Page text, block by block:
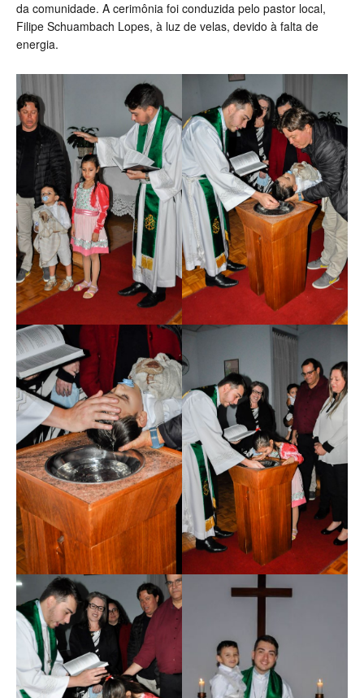
da comunidade. A cerimônia foi conduzida pelo pastor local,
Filipe Schuambach Lopes, à luz de velas, devido à falta de
energia.